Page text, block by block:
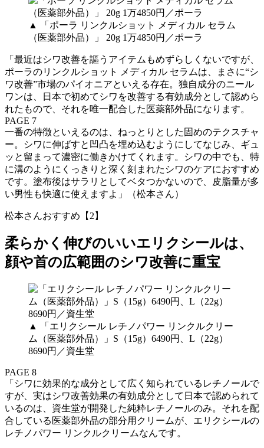
▲ 「ポーラ リンクルショット メディカル セラム
（医薬部外品）」 20g 1万4850円／ポーラ
「最近はシワ改善を謳うアイテムもめずらしくないですが、
ポーラのリンクルショット メディカル セラムは、まさに“シ
ワ改善”市場のパイオニアといえる存在。独自成分のニール
ワンは、日本で初めてシワを改善する有効成分として認めら
れたもので、それを唯一配合した医薬部外品になります。
PAGE 7
一番の特徴といえるのは、ねっとりとした固めのテクスチャ
ー。シワに伸ばすと凹凸を埋め込むようにしてなじみ、ギュ
ッと留まって濃密に働きかけてくれます。シワの中でも、特
に溝のようにくっきりと深く刻まれたシワのケアにおすすめ
です。塗布後はサラリとしてベタつかないので、皮脂量が多
い男性も快適に使えますよ」（松本さん）
松本さんおすすめ【2】
柔らかく伸びのいいエリクシールは、
顔や首の広範囲のシワ改善に重宝
▲ 「エリクシール レチノパワー リンクルクリー
ム（医薬部外品）」S（15g）6490円、L（22g）
8690円／資生堂
PAGE 8
「シワに効果的な成分として広く知られているレチノールで
すが、実はシワ改善効果の有効成分として日本で認められて
いるのは、資生堂が開発した純粋レチノールのみ。それを配
合している医薬部外品の部分用クリームが、エリクシールの
レチノパワー リンクルクリームなんです。